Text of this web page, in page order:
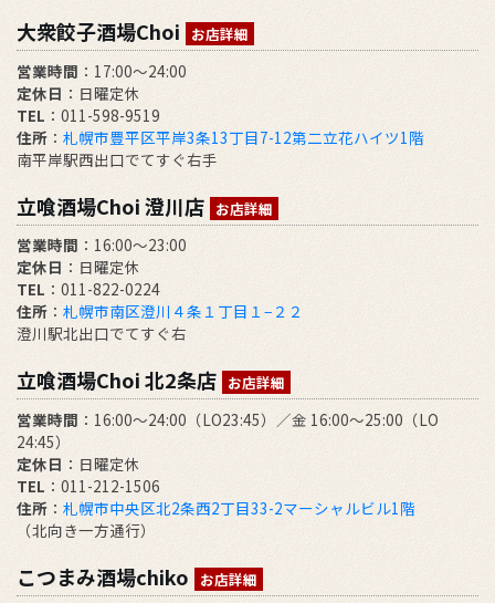
大衆餃子酒場Choi お店詳細
営業時間 ：17:00～24:00
定休日 ：日曜定休
TEL ：011-598-9519
住所 ： 札幌市豊平区平岸3条13丁目7-12第二立花ハイツ1階
南平岸駅西出口でてすぐ右手
立喰酒場Choi 澄川店 お店詳細
営業時間 ：16:00～23:00
定休日 ：日曜定休
TEL ：011-822-0224
住所 ： 札幌市南区澄川４条１丁目１−２２
澄川駅北出口でてすぐ右
立喰酒場Choi 北2条店 お店詳細
営業時間 ：16:00～24:00（LO23:45）／金 16:00～25:00（LO
24:45）
定休日 ：日曜定休
TEL ：011-212-1506
住所 ： 札幌市中央区北2条西2丁目33-2マーシャルビル1階
（北向き一方通行）
こつまみ酒場chiko お店詳細